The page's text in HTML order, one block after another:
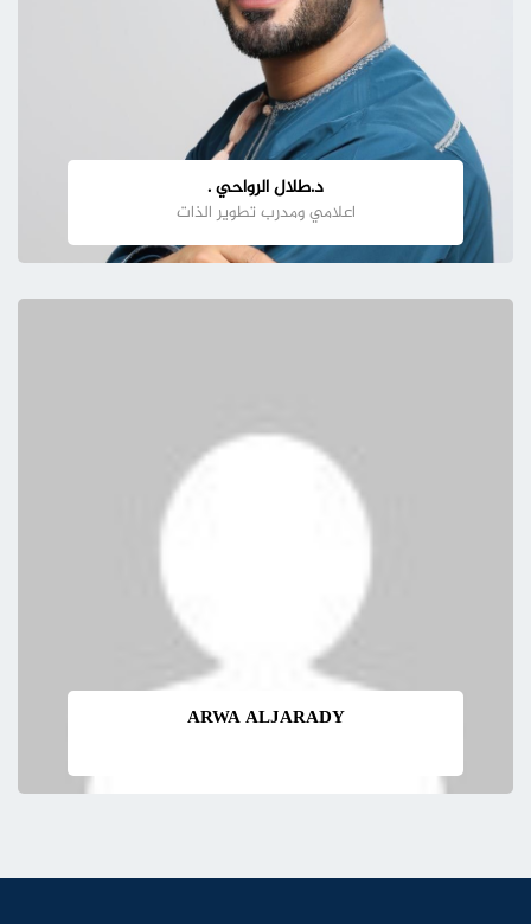
د.طلال الرواحي .
اعلامي ومدرب تطوير الذات
ARWA ALJARADY